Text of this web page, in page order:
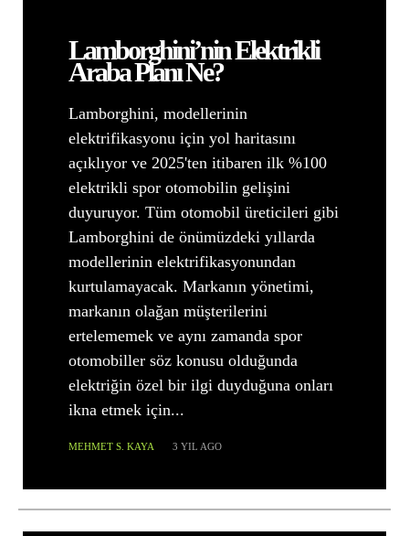
Lamborghini’nin Elektrikli
Araba Planı Ne?
Lamborghini, modellerinin
elektrifikasyonu için yol haritasını
açıklıyor ve 2025'ten itibaren ilk %100
elektrikli spor otomobilin gelişini
duyuruyor. Tüm otomobil üreticileri gibi
Lamborghini de önümüzdeki yıllarda
modellerinin elektrifikasyonundan
kurtulamayacak. Markanın yönetimi,
markanın olağan müşterilerini
ertelememek ve aynı zamanda spor
otomobiller söz konusu olduğunda
elektriğin özel bir ilgi duyduğuna onları
ikna etmek için...
MEHMET S. KAYA 3 YIL AGO